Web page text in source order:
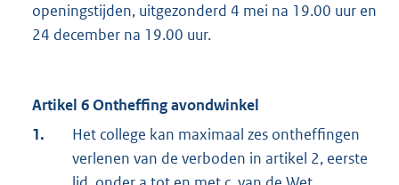
openingstijden, uitgezonderd 4 mei na 19.00 uur en
24 december na 19.00 uur.
Artikel 6 Ontheffing avondwinkel
1.
Het college kan maximaal zes ontheffingen
verlenen van de verboden in artikel 2, eerste